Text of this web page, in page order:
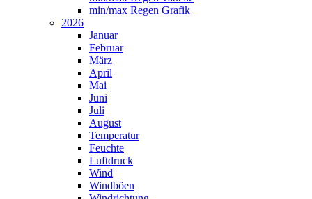
min/max Regen Grafik
2026
Januar
Februar
März
April
Mai
Juni
Juli
August
Temperatur
Feuchte
Luftdruck
Wind
Windböen